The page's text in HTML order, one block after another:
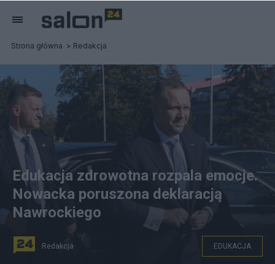
Strona główna Redakcja
Edukacja zdrowotna rozpala emocje.
Nowacka poruszona deklaracją
Nawrockiego
Redakcja EDUKACJA